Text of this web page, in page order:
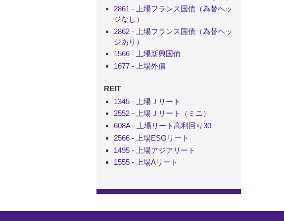
2861 - 上場フランス国債（為替ヘッ
ジなし）
2862 - 上場フランス国債（為替ヘッ
ジあり）
1566 - 上場新興国債
1677 - 上場外債
REIT
1345 - 上場Ｊリート
2552 - 上場Ｊリート（ミニ）
608A - 上場リート高利回り30
2566 - 上場ESGリート
1495 - 上場アジアリート
1555 - 上場Aリート